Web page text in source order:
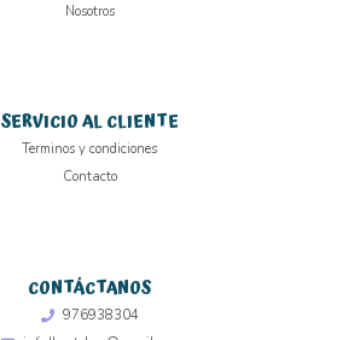
Nosotros
SERVICIO AL CLIENTE
Terminos y condiciones
Contacto
CONTÁCTANOS
976938304